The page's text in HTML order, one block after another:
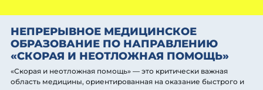
НЕПРЕРЫВНОЕ МЕДИЦИНСКОЕ
ОБРАЗОВАНИЕ ПО НАПРАВЛЕНИЮ
«СКОРАЯ И НЕОТЛОЖНАЯ ПОМОЩЬ»
«Скорая и неотложная помощь» — это критически важная
область медицины, ориентированная на оказание быстрого и